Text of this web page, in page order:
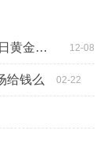
黄金回收价格1160元一克是真的吗？附今日黄金回收行情 12-08
给钱么 02-22